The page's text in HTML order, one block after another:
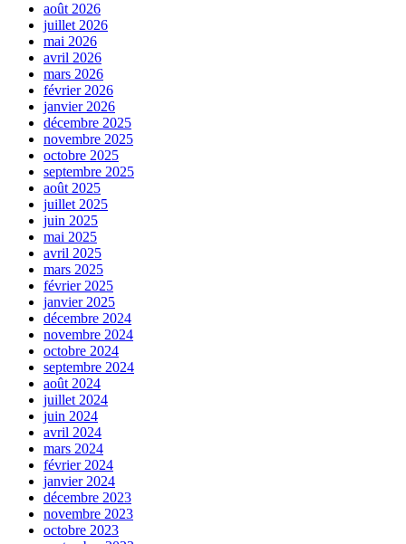
août 2026
juillet 2026
mai 2026
avril 2026
mars 2026
février 2026
janvier 2026
décembre 2025
novembre 2025
octobre 2025
septembre 2025
août 2025
juillet 2025
juin 2025
mai 2025
avril 2025
mars 2025
février 2025
janvier 2025
décembre 2024
novembre 2024
octobre 2024
septembre 2024
août 2024
juillet 2024
juin 2024
avril 2024
mars 2024
février 2024
janvier 2024
décembre 2023
novembre 2023
octobre 2023